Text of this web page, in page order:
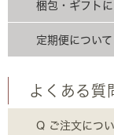
梱包・ギフト
定期便について
よくある質
Q ご注文につ